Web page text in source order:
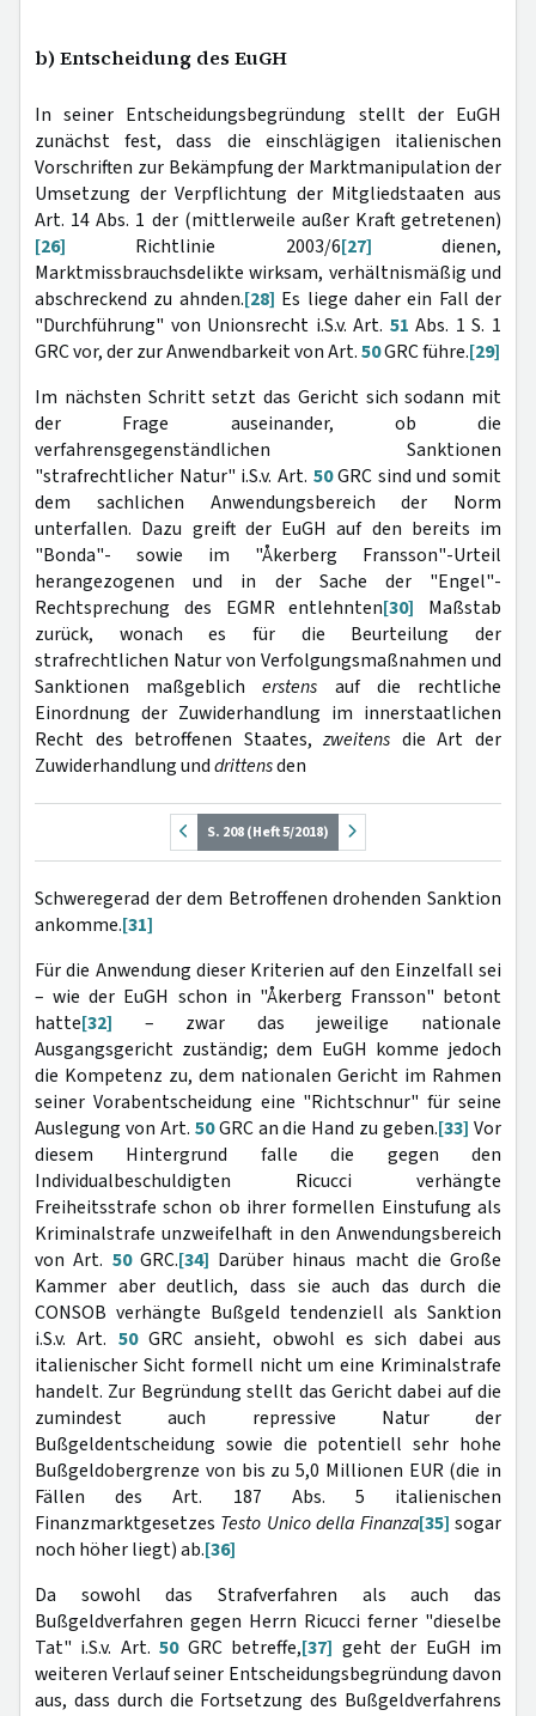
b) Entscheidung des EuGH
In seiner Entscheidungsbegründung stellt der EuGH
zunächst fest, dass die einschlägigen italienischen
Vorschriften zur Bekämpfung der Marktmanipulation der
Umsetzung der Verpflichtung der Mitgliedstaaten aus
Art. 14 Abs. 1 der (mittlerweile außer Kraft getretenen)
[26] Richtlinie 2003/6[27] dienen,
Marktmissbrauchsdelikte wirksam, verhältnismäßig und
abschreckend zu ahnden.[28] Es liege daher ein Fall der
"Durchführung" von Unionsrecht i.S.v. Art. 51 Abs. 1 S. 1
GRC vor, der zur Anwendbarkeit von Art.50GRC führe.[29]
Im nächsten Schritt setzt das Gericht sich sodann mit
der Frage auseinander, ob die
verfahrensgegenständlichen Sanktionen
"strafrechtlicher Natur" i.S.v. Art. 50GRC sind und somit
dem sachlichen Anwendungsbereich der Norm
unterfallen. Dazu greift der EuGH auf den bereits im
"Bonda"- sowie im "Åkerberg Fransson"-Urteil
herangezogenen und in der Sache der "Engel"-
Rechtsprechung des EGMR entlehnten[30] Maßstab
zurück, wonach es für die Beurteilung der
strafrechtlichen Natur von Verfolgungsmaßnahmen und
Sanktionen maßgeblicherstens auf die rechtliche
Einordnung der Zuwiderhandlung im innerstaatlichen
Recht des betroffenen Staates,zweitens die Art der
Zuwiderhandlung unddrittensden
S. 208 (Heft 5/2018)
Schweregerad der dem Betroffenen drohenden Sanktion
ankomme.[31]
Für die Anwendung dieser Kriterien auf den Einzelfall sei
– wie der EuGH schon in "Åkerberg Fransson" betont
hatte[32] – zwar das jeweilige nationale
Ausgangsgericht zuständig; dem EuGH komme jedoch
die Kompetenz zu, dem nationalen Gericht im Rahmen
seiner Vorabentscheidung eine "Richtschnur" für seine
Auslegung von Art. 50GRC an die Hand zu geben.[33] Vor
diesem Hintergrund falle die gegen den
Individualbeschuldigten Ricucci verhängte
Freiheitsstrafe schon ob ihrer formellen Einstufung als
Kriminalstrafe unzweifelhaft in den Anwendungsbereich
von Art. 50GRC.[34] Darüber hinaus macht die Große
Kammer aber deutlich, dass sie auch das durch die
CONSOB verhängte Bußgeld tendenziell als Sanktion
i.S.v. Art. 50GRC ansieht, obwohl es sich dabei aus
italienischer Sicht formell nicht um eine Kriminalstrafe
handelt. Zur Begründung stellt das Gericht dabei auf die
zumindest auch repressive Natur der
Bußgeldentscheidung sowie die potentiell sehr hohe
Bußgeldobergrenze von bis zu 5,0 Millionen EUR (die in
Fällen des Art. 187 Abs. 5 italienischen
Finanzmarktgesetzes Testo Unico della Finanza[35] sogar
noch höher liegt) ab.[36]
Da sowohl das Strafverfahren als auch das
Bußgeldverfahren gegen Herrn Ricucci ferner "dieselbe
Tat" i.S.v. Art.50GRC betreffe,[37] geht der EuGH im
weiteren Verlauf seiner Entscheidungsbegründung davon
aus, dass durch die Fortsetzung des Bußgeldverfahrens